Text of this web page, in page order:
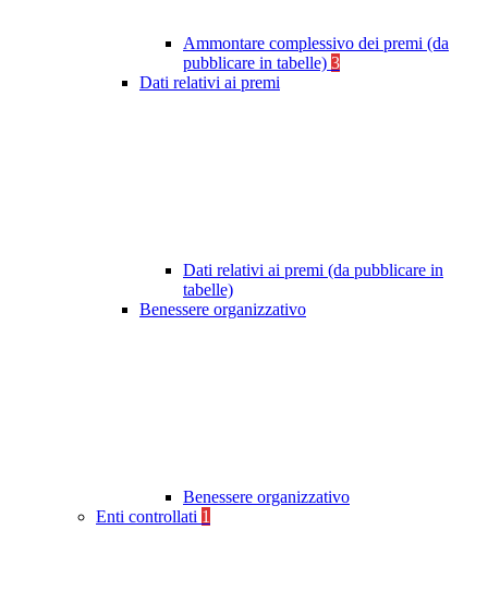
Ammontare complessivo dei premi (da
pubblicare in tabelle) 3
Dati relativi ai premi
Dati relativi ai premi (da pubblicare in
tabelle)
Benessere organizzativo
Benessere organizzativo
Enti controllati 1